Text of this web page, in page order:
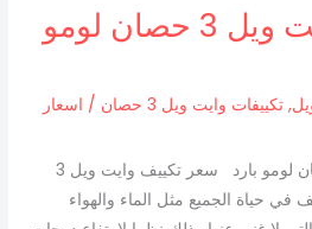
سعر تكييف وايت ويل 3 حصان لومو
,تكييفات وايت ويل 3 حصان / اسعار
سعر تكييف وايت ويل 3 حصان لومو بارد سعر تكييف وايت ويل 3
في حياة الجميع مثل الماء والهواء